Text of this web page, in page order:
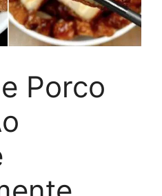
Porco